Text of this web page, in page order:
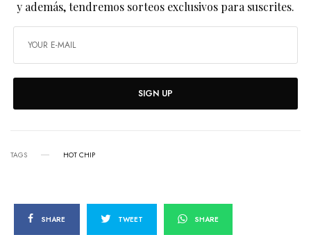
y además, tendremos sorteos exclusivos para suscrites.
SIGN UP
TAGS HOT CHIP
SHARE TWEET SHARE